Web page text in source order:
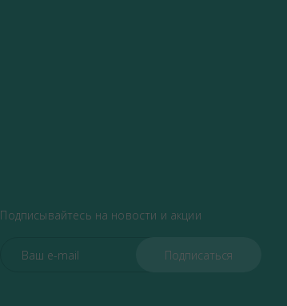
Подписывайтесь на новости и акции